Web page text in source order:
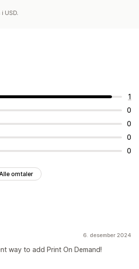
USD.
1
0
0
0
0
omtaler
6. desember 2024
way to add Print On Demand!